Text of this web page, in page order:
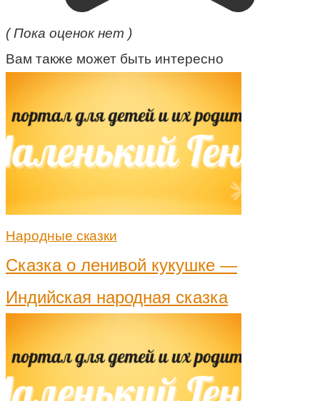
( Пока оценок нет )
Вам также может быть интересно
Народные сказки
Сказка о ленивой кукушке —
Индийская народная сказка